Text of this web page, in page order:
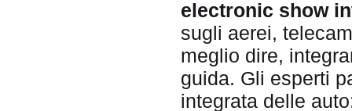
electronic show
sugli aerei,
meglio dire,
guida. Gli esperti
integrata delle